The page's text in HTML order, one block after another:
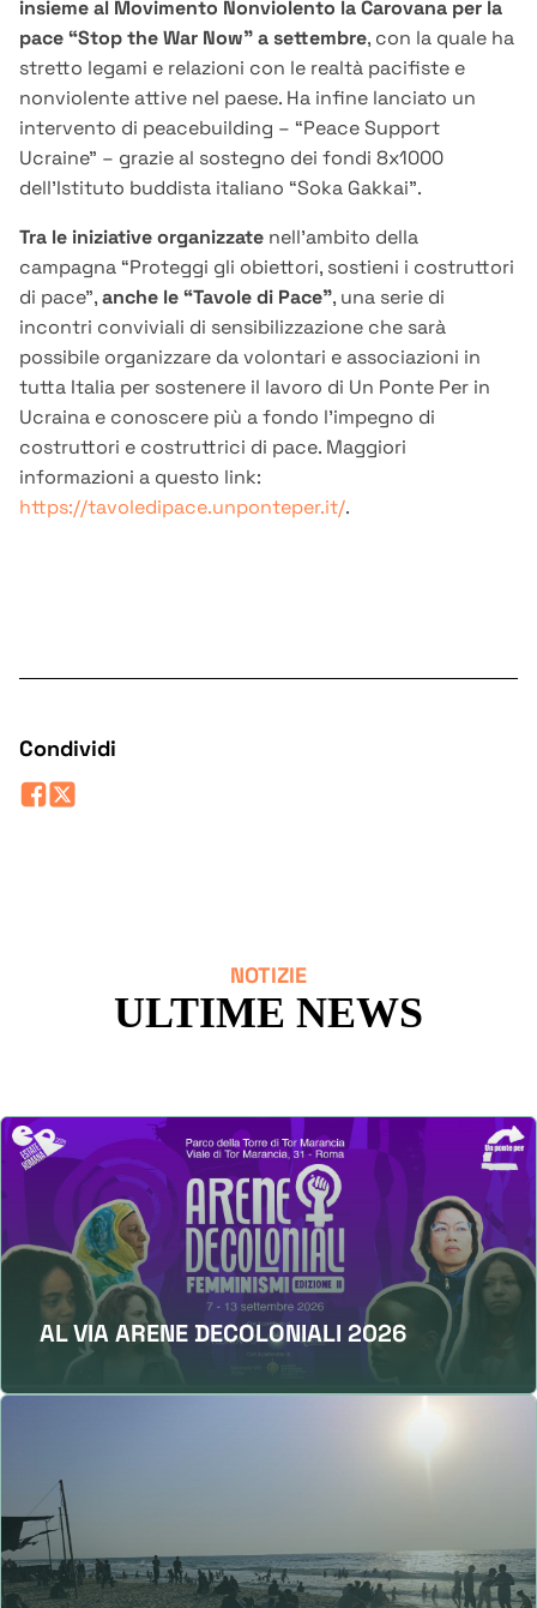
Condividi
insieme al Movimento Nonviolento la Carovana per la
pace “Stop the War Now” a settembre, con la quale ha
stretto legami e relazioni con le realtà pacifiste e
nonviolente attive nel paese. Ha infine lanciato un
intervento di peacebuilding – “Peace Support
Ucraine” – grazie al sostegno dei fondi 8x1000
dell’Istituto buddista italiano “Soka Gakkai”.
Tra le iniziativeorganizzate nell’ambito della
campagna “Proteggi gli obiettori, sostieni i costruttori
di pace”,anche le “Tavole di Pace”, una serie di
incontri conviviali di sensibilizzazione che sarà
possibile organizzare da volontari e associazioni in
tutta Italia per sostenere il lavoro di Un Ponte Per in
Ucraina e conoscere più a fondo l’impegno di
costruttori e costruttrici di pace. Maggiori
informazioni a questo link:
https://tavoledipace.unponteper.it/.
NOTIZIE
ULTIME NEWS
AL VIA ARENE DECOLONIALI 2026